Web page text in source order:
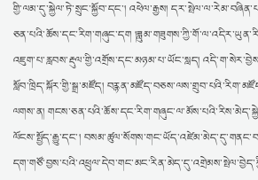
གྱི་ལམ་དུ་སྐྱེལ་ཏེ་སྲུང་སྐྱོབ་དང་། འཕེལ་རྒྱས།
ཅན་པའི་ཆོས་དང་རིག་གཞུང་དག
འཇུག་པ་རླབས་རྡུལ་གྱི་འགྲོས་དང་མཉམ་པ་ཡོང་སླད།
སློབ་ཁྲིད་སྐོར་གྱི་སྒྲ་མཛོད།
ལགས་ན།
ལོངས་སྤྱོད་རྒྱུ་དང་།